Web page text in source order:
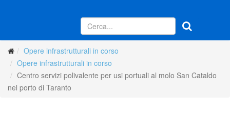
Opere infrastrutturali in corso
Opere infrastrutturali in corso
Centro servizi polivalente per usi portuali al molo San Cataldo
nel porto di Taranto